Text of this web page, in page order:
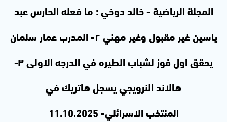
المجلة الرياضية - خالد دوخي : ما فعله الحارس عبد
ياسين غير مقبول وغير مهني ٢- المدرب عمار سلمان
يحقق اول فوز لشباب الطيره في الدرجه الاولى ٣-
هالاند النرويجي يسجل هاتريك في
المنتخب الاسرائلي- 11.10.2025